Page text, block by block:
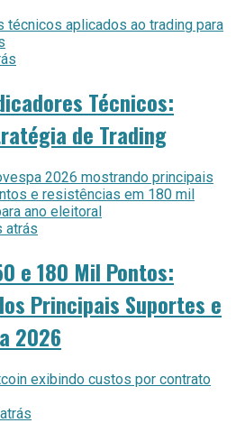
Técnicos:
de Trading
atrás
e 180 Mil Pontos:
Principais Suportes e
2026